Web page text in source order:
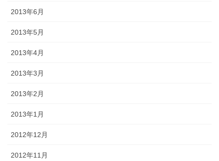
2013年6月
2013年5月
2013年4月
2013年3月
2013年2月
2013年1月
2012年12月
2012年11月